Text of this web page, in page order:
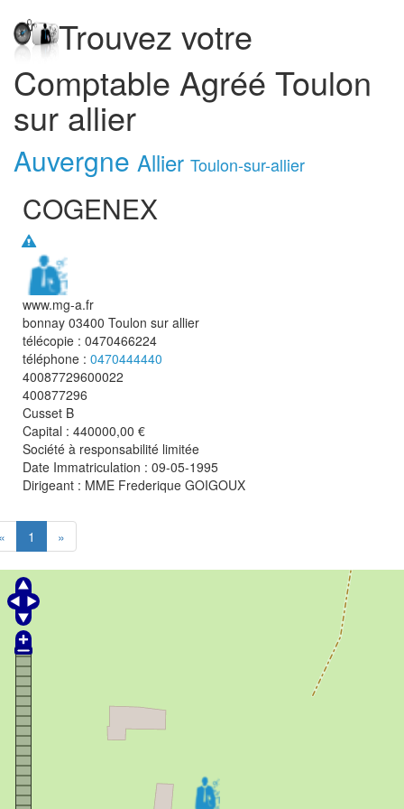
Trouvez votre
Comptable Agréé Toulon
sur allier
Auvergne Allier Toulon-sur-allier
COGENEX
www.mg-a.fr
bonnay 03400 Toulon sur allier
télécopie : 0470466224
téléphone : 0470444440
40087729600022
400877296
Cusset B
Capital : 440000,00 €
Société à responsabilité limitée
Date Immatriculation : 09-05-1995
Dirigeant : MME Frederique GOIGOUX
1 »